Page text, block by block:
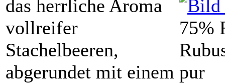
das herrliche Aroma
vollreifer
Stachelbeeren,
abgerundet mit einem
75%
pur